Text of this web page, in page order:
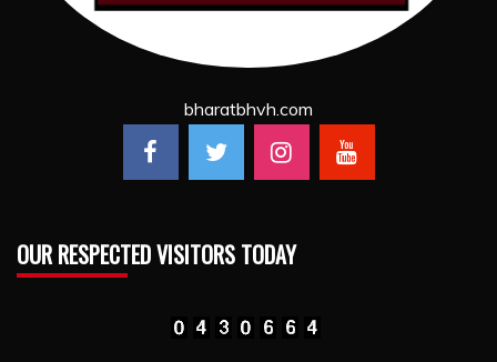
bharatbhvh.com
OUR RESPECTED VISITORS TODAY